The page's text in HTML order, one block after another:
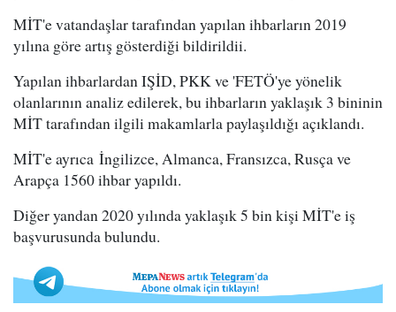
MİT'e vatandaşlar tarafından yapılan ihbarların 2019
yılına göre artış gösterdiği bildirildii.
Yapılan ihbarlardan IŞİD, PKK ve 'FETÖ'ye yönelik
olanlarının analiz edilerek, bu ihbarların yaklaşık 3 bininin
MİT tarafından ilgili makamlarla paylaşıldığı açıklandı.
MİT'e ayrıca İngilizce, Almanca, Fransızca, Rusça ve
Arapça 1560 ihbar yapıldı.
Diğer yandan 2020 yılında yaklaşık 5 bin kişi MİT'e iş
başvurusunda bulundu.